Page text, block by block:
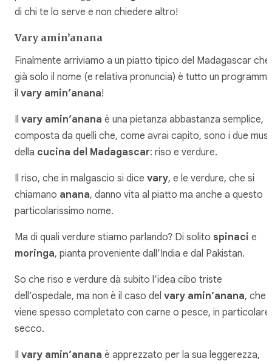
di chi te lo serve e non chiedere altro!
Vary amin’anana
Finalmente arriviamo a un piatto tipico del Madagascar che
già solo il nome (e relativa pronuncia) è tutto un
il vary amin’anana!
Il vary amin’anana è una pietanza abbastanza semplice,
composta da quelli che, come avrai capito, sono i due must
della cucina del Madagascar: riso e verdure.
Il riso, che in malgascio si dice vary, e le verdure, che si
chiamano anana, danno vita al piatto ma anche a questo
particolarissimo nome.
Ma di quali verdure stiamo parlando? Di solito spinaci e
moringa, pianta proveniente dall’India e dal Pakistan.
So che riso e verdure dà subito l’idea cibo triste
dell’ospedale, ma non è il caso del vary amin’anana, che
viene spesso completato con carne o pesce, in particolare
secco.
Il vary amin’anana è apprezzato per la sua leggerezza,